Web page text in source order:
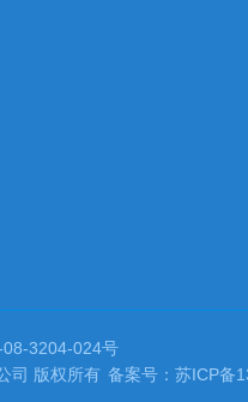
3204-024号
司 版权所有 备案号：苏ICP备